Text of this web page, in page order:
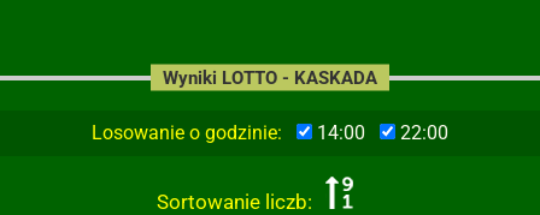
Losowanie o godzinie: 14:00 22:00
Sortowanie liczb:
Wyniki LOTTO - KASKADA